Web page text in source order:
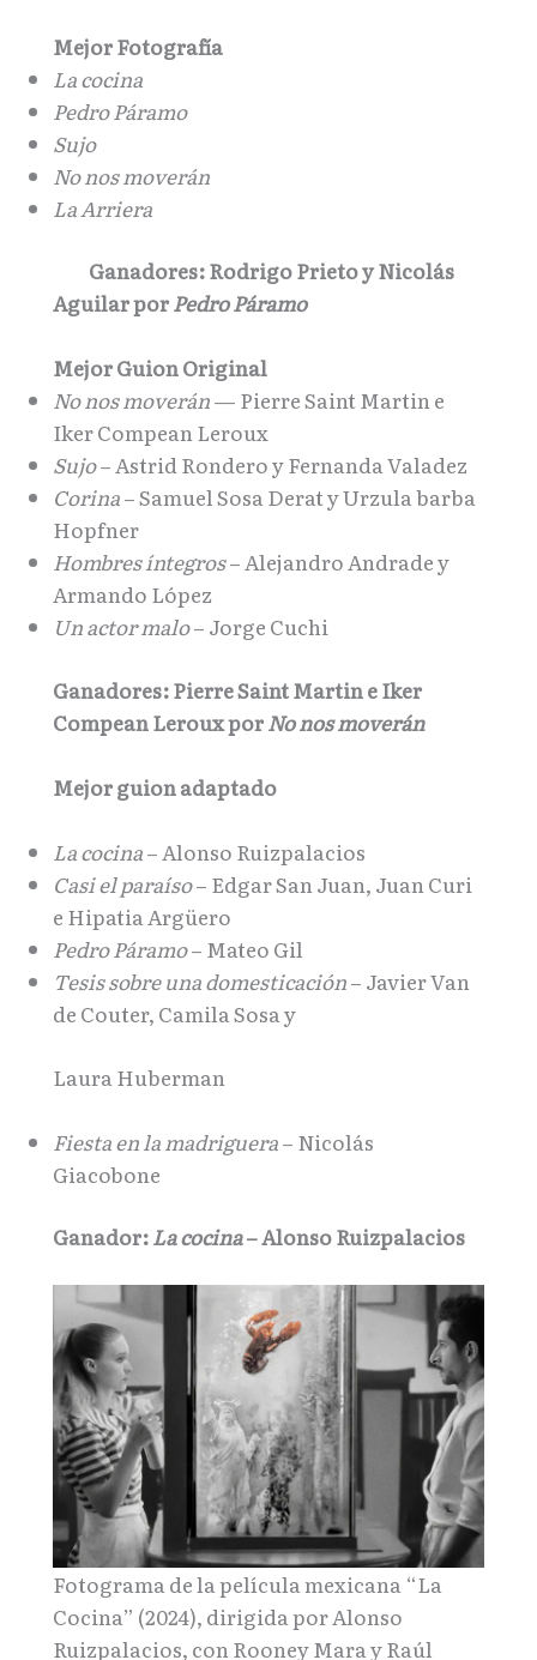
Mejor Fotografía
La cocina
Pedro Páramo
Sujo
No nos moverán
La Arriera
Ganadores: Rodrigo Prieto y Nicolás
Aguilar porPedro Páramo
Mejor Guion Original
No nos moverán— Pierre Saint Martin e
Iker Compean Leroux
Sujo– Astrid Rondero y Fernanda Valadez
Corina– Samuel Sosa Derat y Urzula barba
Hopfner
Hombres íntegros– Alejandro Andrade y
Armando López
Un actor malo– Jorge Cuchi
Ganadores: Pierre Saint Martin e Iker
Compean Leroux porNo nos moverán
Mejor guion adaptado
La cocina– Alonso Ruizpalacios
Casi el paraíso– Edgar San Juan, Juan Curi
e Hipatia Argüero
Pedro Páramo– Mateo Gil
Tesis sobre una domesticación– Javier Van
de Couter, Camila Sosa y
Laura Huberman
Fiesta en la madriguera– Nicolás
Giacobone
Ganador:La cocina– Alonso Ruizpalacios
Fotograma de la película mexicana “La
Cocina” (2024), dirigida por Alonso
Ruizpalacios, con Rooney Mara y Raúl